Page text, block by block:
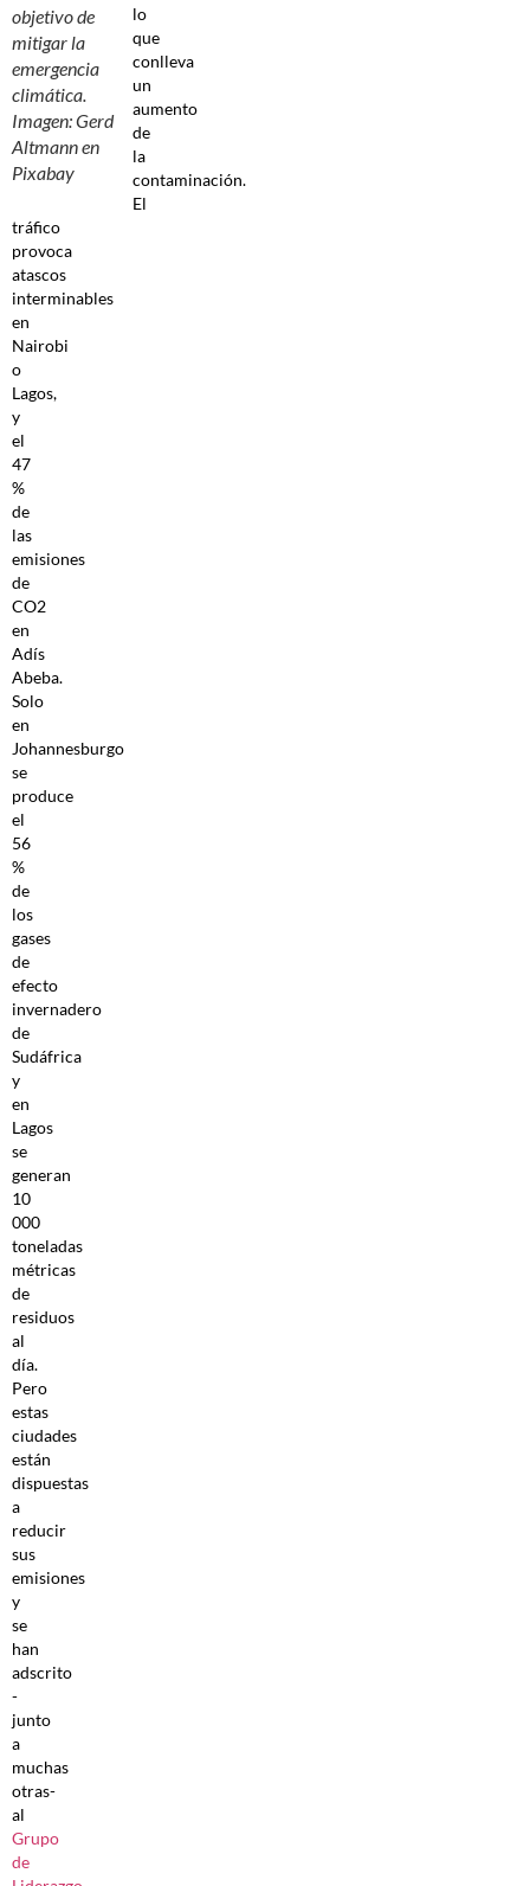
objetivo de
mitigar la
emergencia
climática.
Imagen: Gerd
Altmann en
Pixabay
lo
que
conlleva
un
aumento
de
la
contaminación.
El
tráfico
provoca
atascos
interminables
en
Nairobi
o
Lagos,
y
el
47
%
de
las
emisiones
de
CO2
en
Adís
Abeba.
Solo
en
Johannesburgo
se
produce
el
56
%
de
los
gases
de
efecto
invernadero
de
Sudáfrica
y
en
Lagos
se
generan
10
000
toneladas
métricas
de
residuos
al
día.
Pero
estas
ciudades
están
dispuestas
a
reducir
sus
emisiones
y
se
han
adscrito
-
junto
a
muchas
otras-
al
Grupo
de